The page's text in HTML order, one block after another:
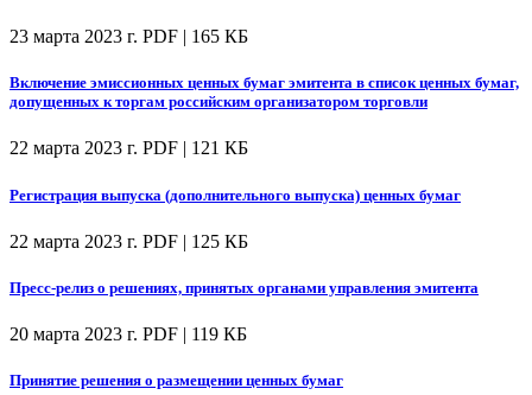
23 марта 2023 г. PDF | 165 КБ
Включение эмиссионных ценных бумаг эмитента в список ценных бумаг,
допущенных к торгам российским организатором торговли
22 марта 2023 г. PDF | 121 КБ
Регистрация выпуска (дополнительного выпуска) ценных бумаг
22 марта 2023 г. PDF | 125 КБ
Пресс-релиз о решениях, принятых органами управления эмитента
20 марта 2023 г. PDF | 119 КБ
Принятие решения о размещении ценных бумаг